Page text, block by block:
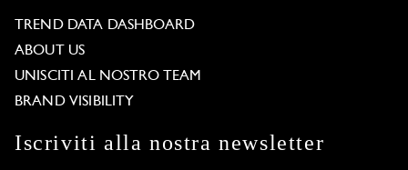
TREND DATA DASHBOARD
ABOUT US
UNISCITI AL NOSTRO TEAM
BRAND VISIBILITY
Iscriviti alla nostra newsletter